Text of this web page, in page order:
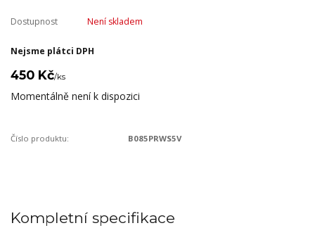
Dostupnost Není skladem
Nejsme plátci DPH
450 Kč/ks
Momentálně není k dispozici
Číslo produktu: B085PRWS5V
Kompletní specifikace